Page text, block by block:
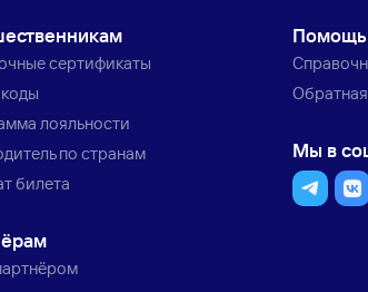
сертификаты
лояльности
по странам
билета
Помощь
Мы в